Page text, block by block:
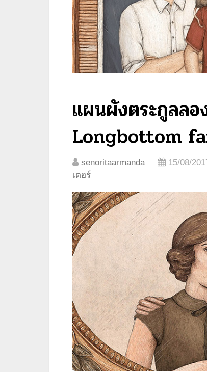
แผนผังตระกูลล
Longbottom
senoritaarmanda 15/08/
เตอร์